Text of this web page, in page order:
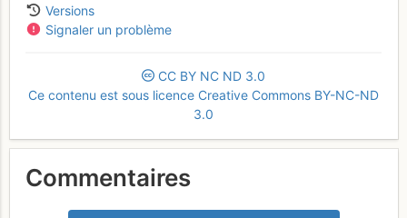
Versions
Signaler un problème
CC BY NC ND 3.0
Ce contenu est sous licence Creative Commons BY-NC-ND
3.0
Commentaires